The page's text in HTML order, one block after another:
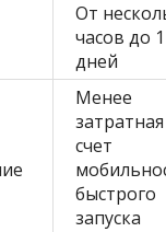
От
часов до
дней
Менее
счет
быстрого
запуска